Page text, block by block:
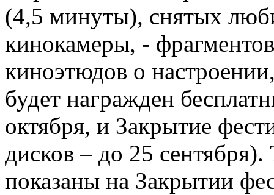
(4,5 минуты), снятых
кинокамеры, -
киноэтюдов о
будет награжден
октября, и Закрытие
дисков – до 25
показаны на Закрытии